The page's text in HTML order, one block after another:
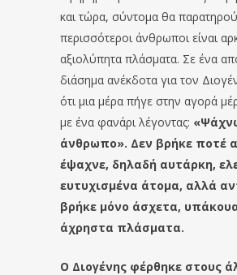
και τώρα, σύντομα θα
περισσότεροι άνθρωποι είναι
αξιολύπητα πλάσματα. Σε ένα
διάσημα ανέκδοτα για τον
ότι μια μέρα πήγε στην αγορά
με ένα φανάρι λέγοντας:
άνθρωπο». Δεν βρήκε ποτέ
έψαχνε, δηλαδή αυτάρκη,
ευτυχισμένα άτομα, αλλά
βρήκε μόνο άσχετα,
άχρηστα πλάσματα.
Ο Διογένης φέρθηκε στους